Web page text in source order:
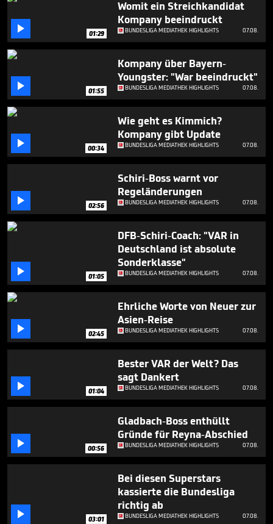
 01:29
Womit ein Streichkandidat
Kompany beeindruckt
BUNDESLIGA MEDIATHEK HIGHLIGHTS 07.08.
 01:55
Kompany über Bayern-
Youngster: "War beeindruckt"
BUNDESLIGA MEDIATHEK HIGHLIGHTS 07.08.
 00:34
Wie geht es Kimmich?
Kompany gibt Update
BUNDESLIGA MEDIATHEK HIGHLIGHTS 07.08.
 02:56
Schiri-Boss warnt vor
Regeländerungen
BUNDESLIGA MEDIATHEK HIGHLIGHTS 07.08.
 01:05
DFB-Schiri-Coach: "VAR in
Deutschland ist absolute
Sonderklasse"
BUNDESLIGA MEDIATHEK HIGHLIGHTS 07.08.
 02:45
Ehrliche Worte von Neuer zur
Asien-Reise
BUNDESLIGA MEDIATHEK HIGHLIGHTS 07.08.
 01:04
Bester VAR der Welt? Das
sagt Dankert
BUNDESLIGA MEDIATHEK HIGHLIGHTS 07.08.
 00:56
Gladbach-Boss enthüllt
Gründe für Reyna-Abschied
BUNDESLIGA MEDIATHEK HIGHLIGHTS 07.08.
 03:01
Bei diesen Superstars
kassierte die Bundesliga
richtig ab
BUNDESLIGA MEDIATHEK HIGHLIGHTS 07.08.